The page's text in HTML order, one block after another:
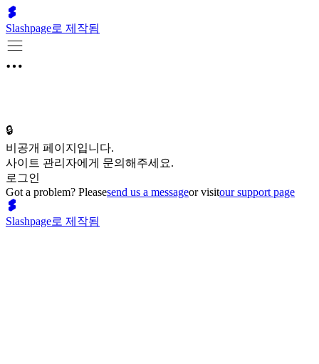
Slashpage로 제작됨
🔒
비공개 페이지입니다.
사이트 관리자에게 문의해주세요.
로그인
Got a problem? Pleasesend us a messageor visitour support page
Slashpage로 제작됨